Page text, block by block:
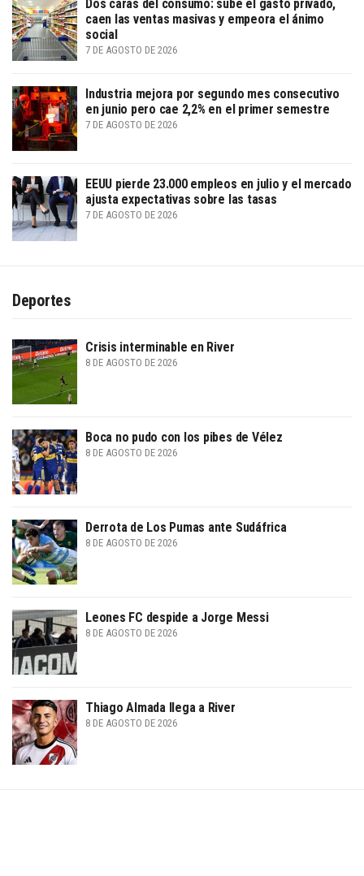
Dos caras del consumo: sube el gasto privado,
caen las ventas masivas y empeora el ánimo
social
7 DE AGOSTO DE 2026
Industria mejora por segundo mes consecutivo
en junio pero cae 2,2% en el primer semestre
7 DE AGOSTO DE 2026
EEUU pierde 23.000 empleos en julio y el mercado
ajusta expectativas sobre las tasas
7 DE AGOSTO DE 2026
Deportes
Crisis interminable en River
8 DE AGOSTO DE 2026
Boca no pudo con los pibes de Vélez
8 DE AGOSTO DE 2026
Derrota de Los Pumas ante Sudáfrica
8 DE AGOSTO DE 2026
Leones FC despide a Jorge Messi
8 DE AGOSTO DE 2026
Thiago Almada llega a River
8 DE AGOSTO DE 2026